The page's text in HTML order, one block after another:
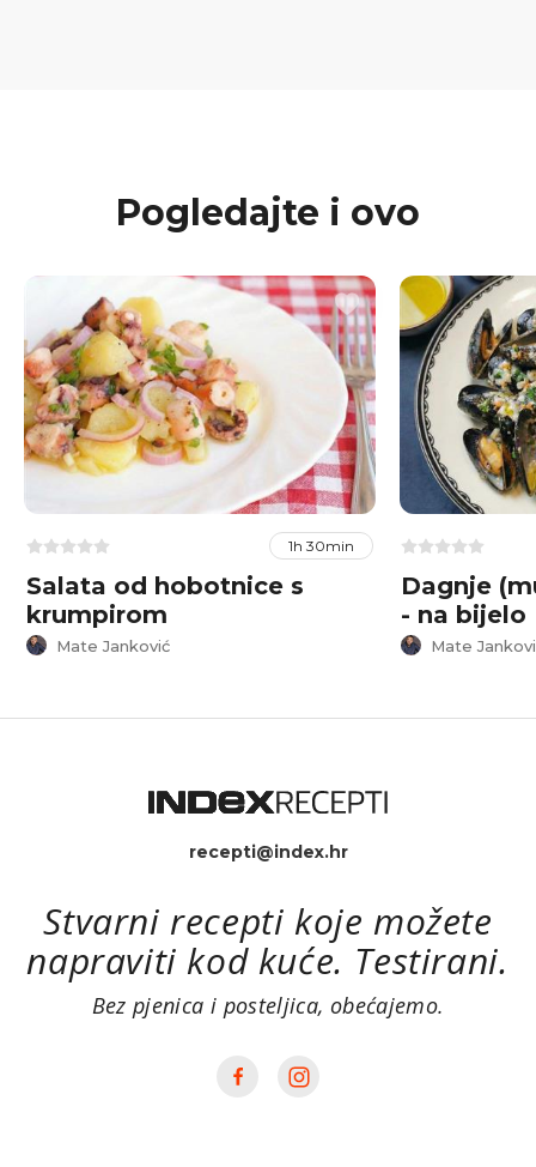
Pogledajte i ovo
1h 30min
Salata od hobotnice s
krumpirom
Mate Janković
Dagnje
- na bijelo
Mate
recepti@index.hr
Stvarni recepti koje možete
napraviti kod kuće. Testirani.
Bez pjenica i posteljica, obećajemo.